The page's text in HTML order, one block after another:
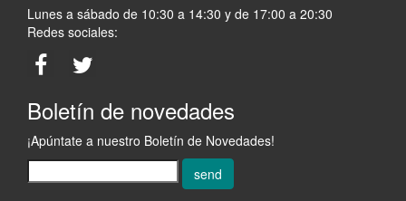
Lunes a sábado de 10:30 a 14:30 y de 17:00 a 20:30
Redes sociales:
Boletín de novedades
¡Apúntate a nuestro Boletín de Novedades!
send